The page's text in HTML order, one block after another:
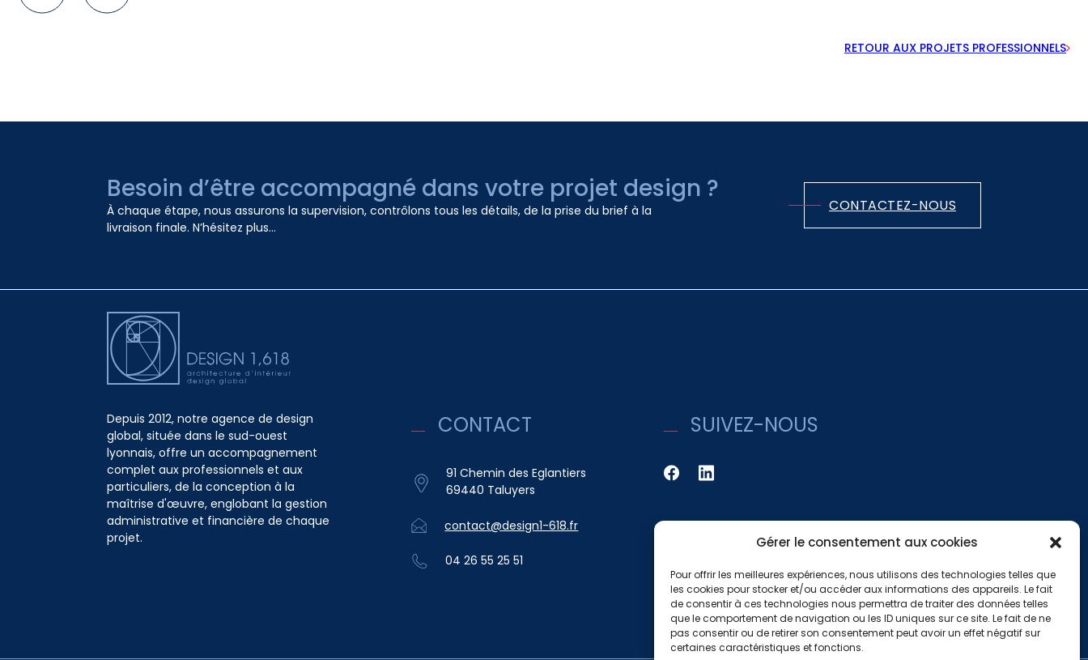
Gérer le consentement aux cookies
Pour offrir les meilleures expériences, nous utilisons des technologies telles que
les cookies pour stocker et/ou accéder aux informations des appareils. Le fait
de consentir à ces technologies nous permettra de traiter des données telles
que le comportement de navigation ou les ID uniques sur ce site. Le fait de ne
pas consentir ou de retirer son consentement peut avoir un effet négatif sur
certaines caractéristiques et fonctions.
RETOUR AUX PROJETS PROFESSIONNELS
Besoin d’être accompagné dans votre projet design ?
À chaque étape, nous assurons la supervision, contrôlons tous les détails, de la prise du brief à la
livraison finale. N’hésitez plus...
CONTACTEZ-NOUS
Depuis 2012, notre agence de design
global, située dans le sud-ouest
lyonnais, offre un accompagnement
complet aux professionnels et aux
particuliers, de la conception à la
maîtrise d'œuvre, englobant la gestion
administrative et financière de chaque
projet.
CONTACT
91 Chemin des Eglantiers
69440 Taluyers
contact@design1-618.fr
04 26 55 25 51
SUIVEZ-NOUS